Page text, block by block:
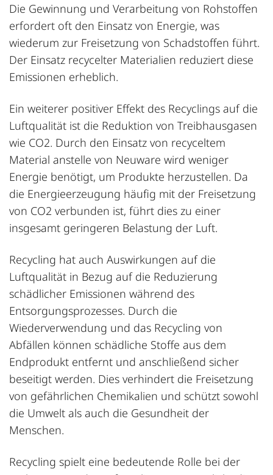
Die Gewinnung und Verarbeitung von Rohstoffen
erfordert oft den Einsatz von Energie, was
wiederum zur Freisetzung von Schadstoffen führt.
Der Einsatz recycelter Materialien reduziert diese
Emissionen erheblich.
Ein weiterer positiver Effekt des Recyclings auf die
Luftqualität ist die Reduktion von Treibhausgasen
wie CO2. Durch den Einsatz von recyceltem
Material anstelle von Neuware wird weniger
Energie benötigt, um Produkte herzustellen. Da
die Energieerzeugung häufig mit der Freisetzung
von CO2 verbunden ist, führt dies zu einer
insgesamt geringeren Belastung der Luft.
Recycling hat auch Auswirkungen auf die
Luftqualität in Bezug auf die Reduzierung
schädlicher Emissionen während des
Entsorgungsprozesses. Durch die
Wiederverwendung und das Recycling von
Abfällen können schädliche Stoffe aus dem
Endprodukt entfernt und anschließend sicher
beseitigt werden. Dies verhindert die Freisetzung
von gefährlichen Chemikalien und schützt sowohl
die Umwelt als auch die Gesundheit der
Menschen.
Recycling spielt eine bedeutende Rolle bei der